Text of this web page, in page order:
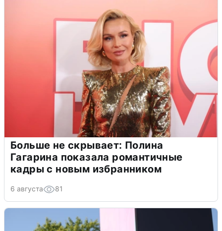
Больше не скрывает: Полина
Гагарина показала романтичные
кадры с новым избранником
6 августа 81